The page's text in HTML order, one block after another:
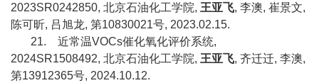
2023SR0242850, 北京石油化工学院, 王亚飞, 李澳, 崔景文,
陈可昕, 吕旭龙, 第10830021号, 2023.02.15.
21.
近常温VOCs催化氧化评价系统,
2024SR1508492, 北京石油化工学院, 王亚飞, 齐迁迁, 李澳,
第13912365号, 2024.10.12.